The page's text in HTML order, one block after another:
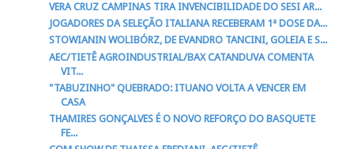
VERA CRUZ CAMPINAS TIRA INVENCIBILIDADE DO SESI AR...
JOGADORES DA SELEÇÃO ITALIANA RECEBERAM 1ª DOSE DA...
STOWIANIN WOLIBÓRZ, DE EVANDRO TANCINI, GOLEIA E S...
AEC/TIETÊ AGROINDUSTRIAL/BAX CATANDUVA COMENTA
VIT...
"TABUZINHO" QUEBRADO: ITUANO VOLTA A VENCER EM
CASA
THAMIRES GONÇALVES É O NOVO REFORÇO DO BASQUETE
FE...